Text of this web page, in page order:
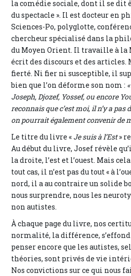
la comédie sociale, dont il se
du spectacle ». Il est docteur en
Sciences-Po, polyglotte,
chercheur spécialisé dans la
du Moyen Orient. Il travaille à la
écrit des discours et des articles.
fierté. Ni fier ni susceptible, il
bien que l’on déforme son nom :
Joseph, Djozef, Yossef, ou encore
reconnais que c’est moi, il n’y a
on pourrait également convenir de
Le titre du livre « Je suis à l’Est»
Au début du livre, Josef révèle
la droite, l’est et l’ouest. Mais
tout cas, il n’est pas du tout « à
nord, il a au contraire un solide
nous surprendre, nous les
non autistes.
À chaque page du livre, nos
normalité, la différence,
penser encore que les autistes,
théories, sont privés de vie
Nos convictions sur ce qui nous